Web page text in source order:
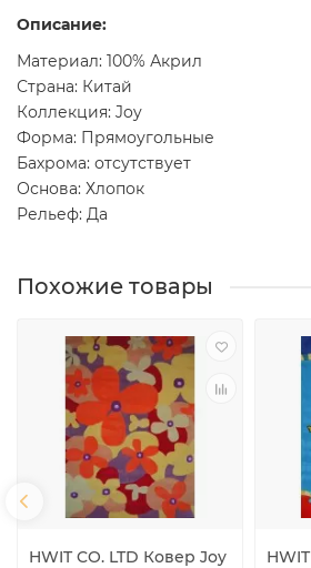
Описание:
Материал: 100% Акрил
Страна: Китай
Коллекция: Joy
Форма: Прямоугольные
Бахрома: отсутствует
Основа: Хлопок
Рельеф: Да
Похожие товары
HWIT CO. LTD Ковер Joy